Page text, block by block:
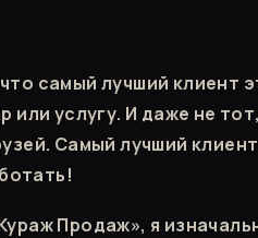
самый лучший клиент
или услугу. И даже не
Самый лучший
Продаж», я